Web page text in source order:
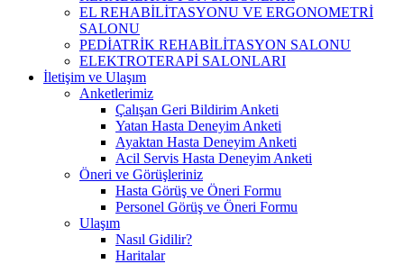
EL REHABİLİTASYONU VE ERGONOMETRİ
SALONU
PEDİATRİK REHABİLİTASYON SALONU
ELEKTROTERAPİ SALONLARI
İletişim ve Ulaşım
Anketlerimiz
Çalışan Geri Bildirim Anketi
Yatan Hasta Deneyim Anketi
Ayaktan Hasta Deneyim Anketi
Acil Servis Hasta Deneyim Anketi
Öneri ve Görüşleriniz
Hasta Görüş ve Öneri Formu
Personel Görüş ve Öneri Formu
Ulaşım
Nasıl Gidilir?
Haritalar